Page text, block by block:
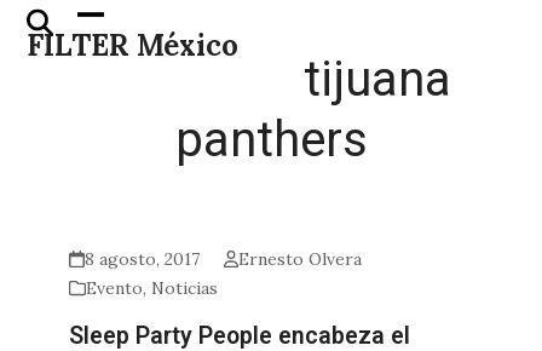
Skip
FILTER México
Open
mobile
Close
mobile
tijuana
panthers
8 agosto, 2017
Ernesto Olvera
Evento, Noticias
Sleep Party People encabeza el